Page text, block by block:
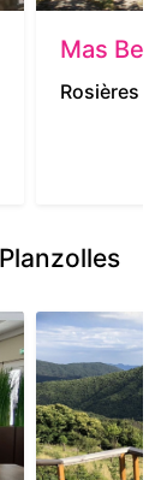
Mas Bel
Rosières